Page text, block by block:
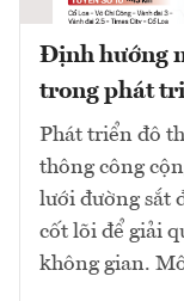
Định hướng
trong phát
Phát triển đô
thông công
lưới đường sắt
cốt lõi để giải
không gian.